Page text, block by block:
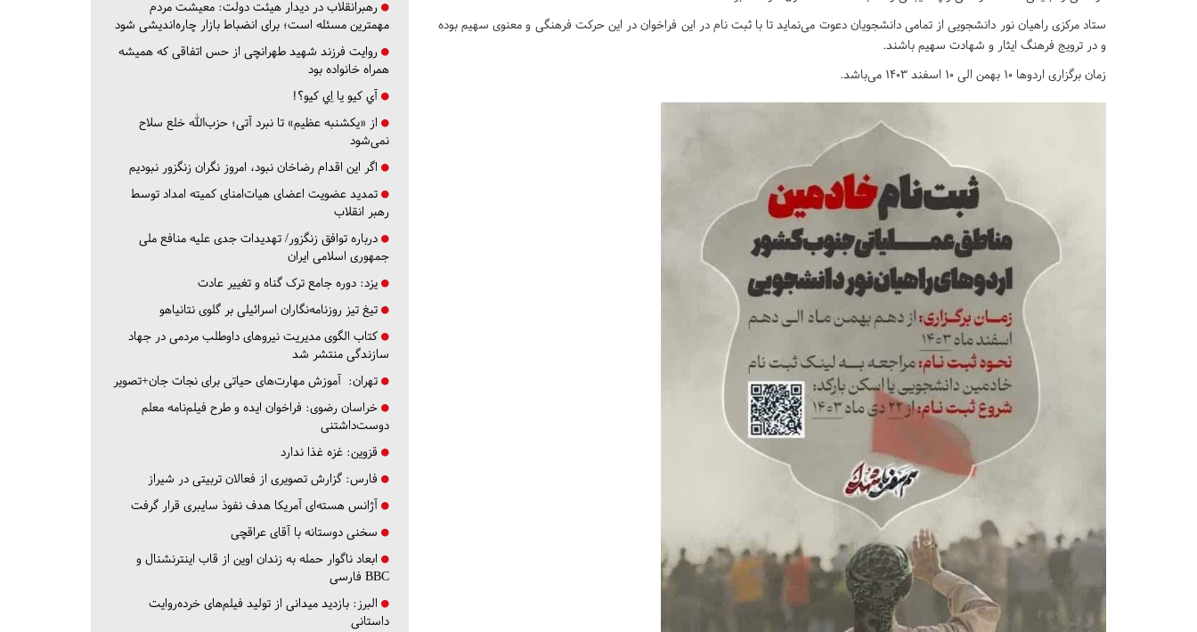
ستاد مرکزی راهیان نور دانشجویی از تمامی دانشجویان دعوت می‌نماید تا با ثبت نام در این فراخوان در این حرکت فرهنگی و معنوی سهیم بوده
و در ترویج فرهنگ ایثار و شهادت سهیم باشند.
زمان برگزاری اردوها ۱۰ بهمن الی ۱۰ اسفند ۱۴۰۳ می‌باشد.
رهبرانقلاب در دیدار هیئت دولت: معیشت مردم
مهمترین مسئله است؛ برای انضباط بازار چاره‌اندیشی شود
روایت فرزند شهید طهرانچی از حس اتفاقی که همیشه
همراه خانواده بود
آي كيو يا اِي كيو؟!
از «یکشنبه عظیم» تا نبرد آتی؛ حزب‌الله خلع سلاح
نمی‌شود
اگر این اقدام رضاخان نبود، امروز نگران زنگزور نبودیم
تمدید عضویت اعضای هیات‌امنای کمیته امداد توسط
رهبر انقلاب
درباره توافق زنگزور/ تهدیدات جدی علیه منافع ملی
جمهوری اسلامی ایران
یزد: دوره جامع ترک گناه و تغییر عادت
تیغ تیز روزنامه‌نگاران اسرائیلی بر گلوی نتانیاهو
کتاب الگوی مدیریت نیروهای داوطلب مردمی در جهاد
سازندگی منتشر شد
تهران: آموزش مهارت‌های حیاتی برای نجات جان+تصویر
خراسان رضوی: فراخوان ایده و طرح فیلم‌نامه معلم
دوست‌داشتنی
قزوین: غزه غذا ندارد
فارس: گزارش تصویری از فعالان تربیتی در شیراز
آژانس هسته‌ای آمریکا هدف نفوذ سایبری قرار گرفت
سخنی دوستانه با آقای عراقچی
ابعاد ناگوار حمله به زندان اوین از قاب اینترنشنال و
BBC فارسی
البرز: بازدید میدانی از تولید فیلم‌های خرده‌روایت
داستانی